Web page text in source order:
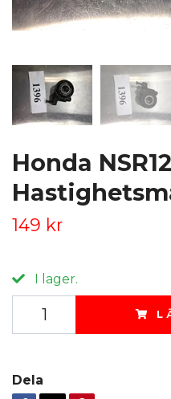
Honda
149 kr
I lager.
Dela